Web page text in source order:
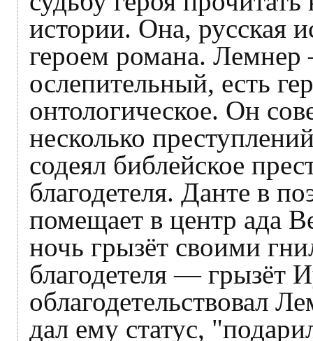
истории. Она, русская
героем романа.
ослепительный, есть
онтологическое. Он
несколько
содеял библейское
благодетеля. Данте в
помещает в центр ада
ночь грызёт своими
благодетеля — грызёт
облагодетельствовал
дал ему статус,